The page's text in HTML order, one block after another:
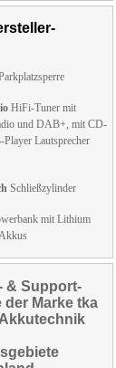
HiFi-Tuner mit
und DAB+, mit CD-
Lautsprecher
Schließzylinder
mit Lithium
& Support-
der Marke tka